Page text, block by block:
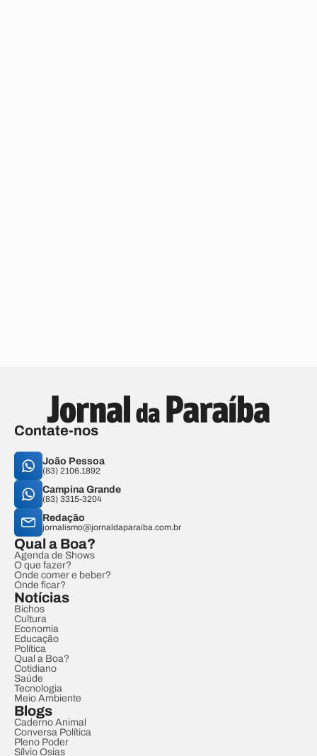
Contate-nos
João Pessoa
(83) 2106.1892
Campina Grande
(83) 3315-3204
Redação
jornalismo@jornaldaparaiba.com.br
Qual a Boa?
Agenda de Shows
O que fazer?
Onde comer e beber?
Onde ficar?
Notícias
Bichos
Cultura
Economia
Educação
Política
Qual a Boa?
Cotidiano
Saúde
Tecnologia
Meio Ambiente
Blogs
Caderno Animal
Conversa Política
Pleno Poder
Sílvio Osias